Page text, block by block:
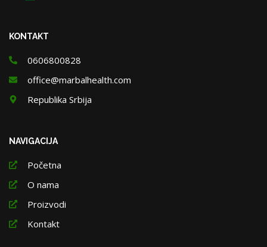
KONTAKT
0606800828
office@marbalhealth.com
Republika Srbija
NAVIGACIJA
Početna
O nama
Proizvodi
Kontakt